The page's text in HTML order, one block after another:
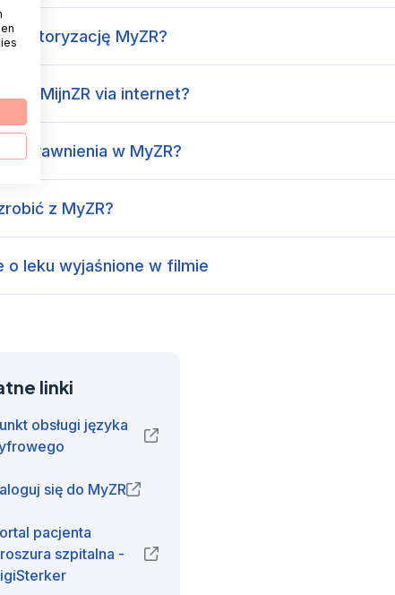
autoryzację MyZR?
in bij MijnZR via internet?
uprawnienia w MyZR?
z MyZR?
o leku wyjaśnione w filmie
linki
obsługi języka
(opens in new window)
się do MyZR (opens in new window)
pacjenta
szpitalna -
(opens in new window)